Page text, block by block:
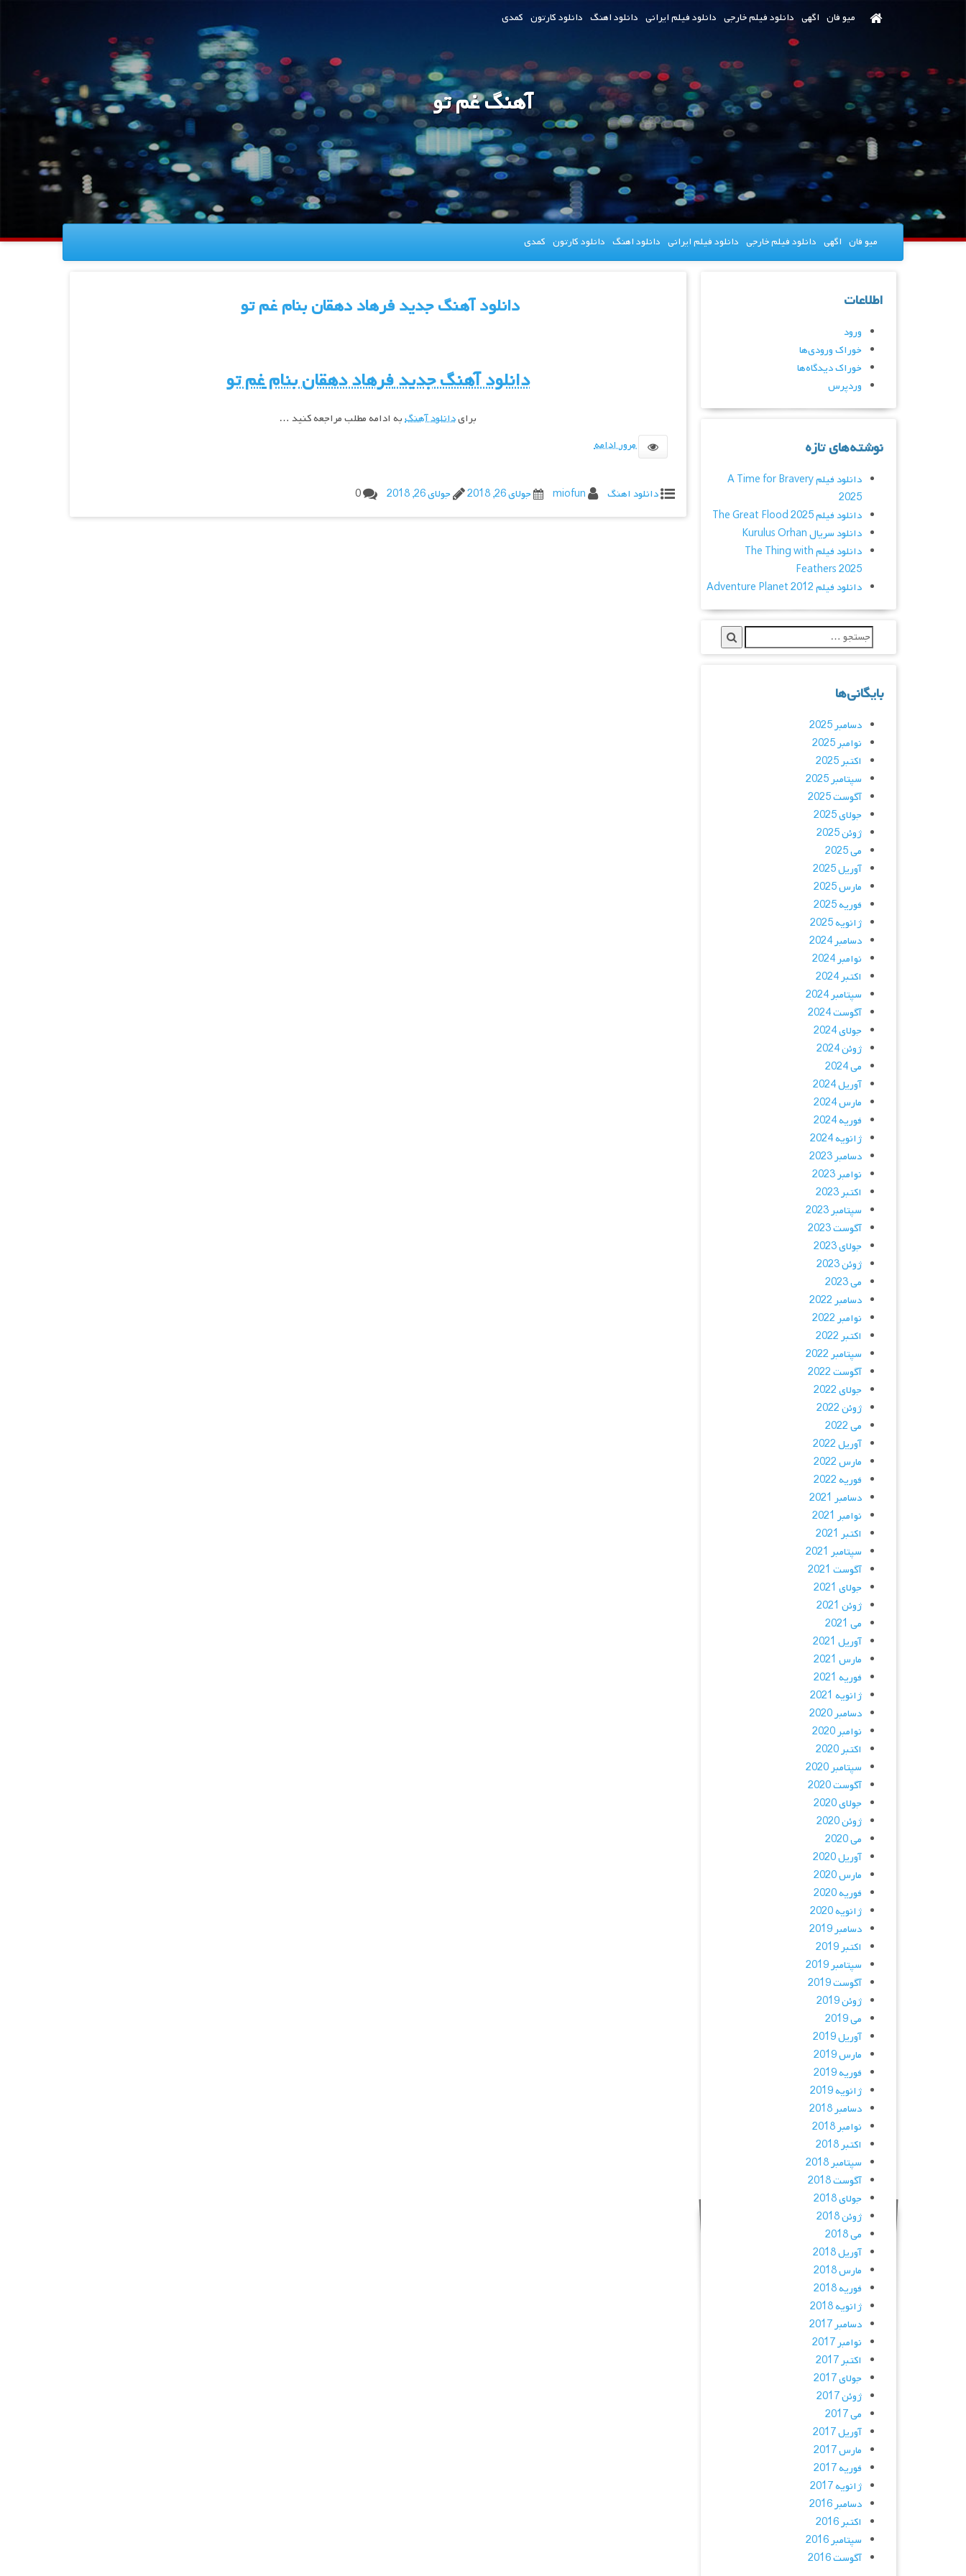
میو فان اگهی دانلود فیلم خارجی دانلود فیلم ایرانی دانلود اهنگ دانلود کارتون کمدی
آهنگ غم تو
میو فان اگهی دانلود فیلم خارجی دانلود فیلم ایرانی دانلود اهنگ دانلود کارتون کمدی
دانلود آهنگ جدید فرهاد دهقان بنام غم تو
دانلود آهنگ جدیدفرهاد دهقانبنامغم تو
برایدانلود آهنگبه ادامه مطلب مراجعه کنید …
مرور ادامه
دانلود اهنگ miofun جولای 26, 2018 جولای 26, 2018 0
اطلاعات
ورود
خوراک ورودی‌ها
خوراک دیدگاه‌ها
وردپرس
نوشته‌های تازه
دانلود فیلم A Time for Bravery
2025
دانلود فیلم The Great Flood 2025
دانلود سریال Kurulus Orhan
دانلود فیلم The Thing with
Feathers 2025
دانلود فیلم Adventure Planet 2012
بایگانی‌ها
دسامبر 2025
نوامبر 2025
اکتبر 2025
سپتامبر 2025
آگوست 2025
جولای 2025
ژوئن 2025
می 2025
آوریل 2025
مارس 2025
فوریه 2025
ژانویه 2025
دسامبر 2024
نوامبر 2024
اکتبر 2024
سپتامبر 2024
آگوست 2024
جولای 2024
ژوئن 2024
می 2024
آوریل 2024
مارس 2024
فوریه 2024
ژانویه 2024
دسامبر 2023
نوامبر 2023
اکتبر 2023
سپتامبر 2023
آگوست 2023
جولای 2023
ژوئن 2023
می 2023
دسامبر 2022
نوامبر 2022
اکتبر 2022
سپتامبر 2022
آگوست 2022
جولای 2022
ژوئن 2022
می 2022
آوریل 2022
مارس 2022
فوریه 2022
دسامبر 2021
نوامبر 2021
اکتبر 2021
سپتامبر 2021
آگوست 2021
جولای 2021
ژوئن 2021
می 2021
آوریل 2021
مارس 2021
فوریه 2021
ژانویه 2021
دسامبر 2020
نوامبر 2020
اکتبر 2020
سپتامبر 2020
آگوست 2020
جولای 2020
ژوئن 2020
می 2020
آوریل 2020
مارس 2020
فوریه 2020
ژانویه 2020
دسامبر 2019
اکتبر 2019
سپتامبر 2019
آگوست 2019
ژوئن 2019
می 2019
آوریل 2019
مارس 2019
فوریه 2019
ژانویه 2019
دسامبر 2018
نوامبر 2018
اکتبر 2018
سپتامبر 2018
آگوست 2018
جولای 2018
ژوئن 2018
می 2018
آوریل 2018
مارس 2018
فوریه 2018
ژانویه 2018
دسامبر 2017
نوامبر 2017
اکتبر 2017
جولای 2017
ژوئن 2017
می 2017
آوریل 2017
مارس 2017
فوریه 2017
ژانویه 2017
دسامبر 2016
اکتبر 2016
سپتامبر 2016
آگوست 2016